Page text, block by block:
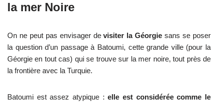
la mer Noire
On ne peut pas envisager devisiter la Géorgie sans se poser
la question d’un passage à Batoumi, cette grande ville (pour la
Géorgie en tout cas) qui se trouve sur la mer noire, tout près de
la frontière avec la Turquie.
Batoumi est assez atypique :elle est considérée comme le